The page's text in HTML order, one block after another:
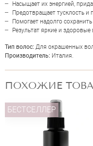
Насыщает их энергией,
Предотвращает тусклость и
Помогает надолго
Результат яркие и здоровые
Тип волос: Для окрашенных
Производитель: Италия.
ПОХОЖИЕ
БЕСТСЕЛЛЕР